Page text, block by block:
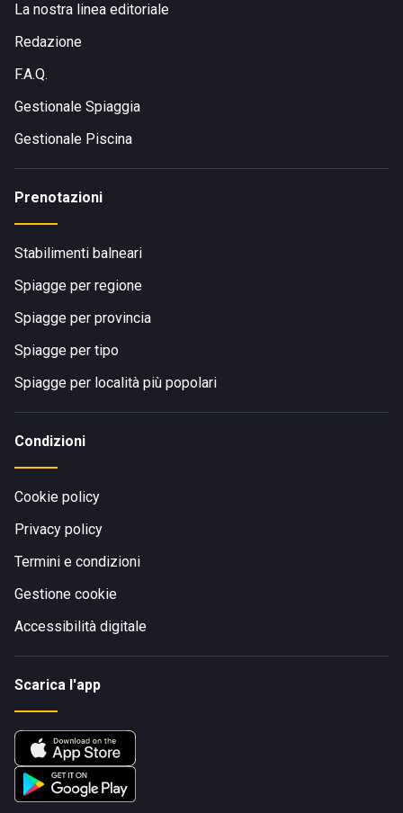
La nostra linea editoriale
Redazione
F.A.Q.
Gestionale Spiaggia
Gestionale Piscina
Prenotazioni
Stabilimenti balneari
Spiagge per regione
Spiagge per provincia
Spiagge per tipo
Spiagge per località più popolari
Condizioni
Cookie policy
Privacy policy
Termini e condizioni
Gestione cookie
Accessibilità digitale
Scarica l'app